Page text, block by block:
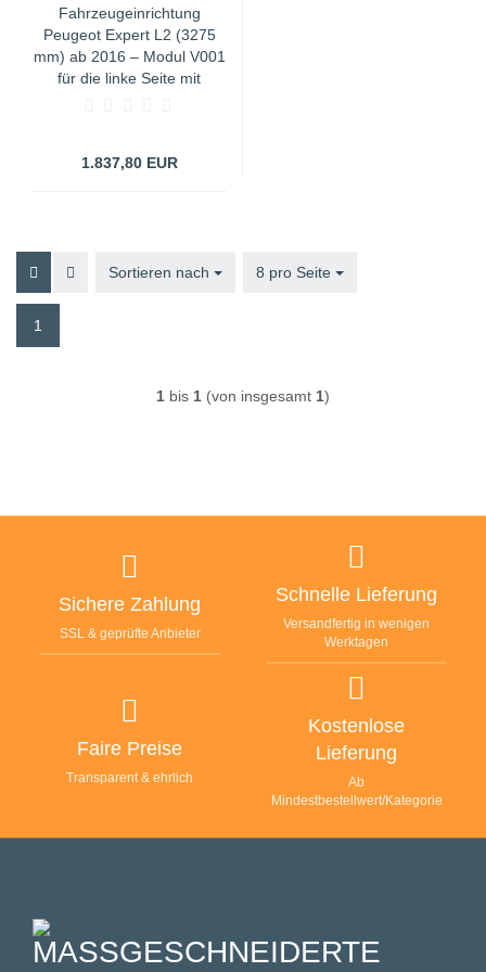
Fahrzeugeinrichtung
Peugeot Expert L2 (3275
mm) ab 2016 – Modul V001
für die linke Seite mit
1.837,80 EUR
Sortieren nach
Sortieren nach 8 pro Seite
pro Seite
1
1 bis 1 (von insgesamt 1)
Sichere Zahlung
SSL & geprüfte Anbieter
Schnelle Lieferung
Versandfertig in wenigen
Werktagen
Faire Preise
Transparent & ehrlich
Kostenlose
Lieferung
Ab
Mindestbestellwert/Kategorie
MASSGESCHNEIDERTE F